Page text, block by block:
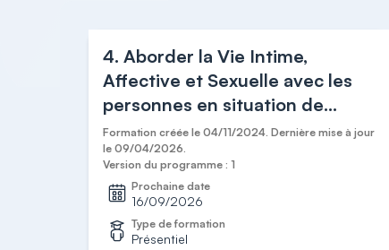
4. Aborder la Vie Intime,
Affective et Sexuelle avec les
personnes en situation de
handicap
Formation créée le 04/11/2024. Dernière mise à jour
le 09/04/2026.
Version du programme : 1
Prochaine date
16/09/2026
Type de formation
Présentiel